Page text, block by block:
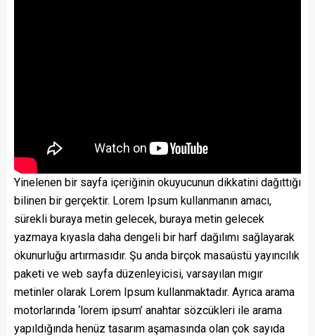
Yinelenen bir sayfa içeriğinin okuyucunun dikkatini dağıttığı
bilinen bir gerçektir. Lorem Ipsum kullanmanın amacı,
sürekli buraya metin gelecek, buraya metin gelecek
yazmaya kıyasla daha dengeli bir harf dağılımı sağlayarak
okunurluğu artırmasıdır. Şu anda birçok masaüstü yayıncılık
paketi ve web sayfa düzenleyicisi, varsayılan mıgır
metinler olarak Lorem Ipsum kullanmaktadır. Ayrıca arama
motorlarında ‘lorem ipsum’ anahtar sözcükleri ile arama
yapıldığında henüz tasarım aşamasında olan çok sayıda